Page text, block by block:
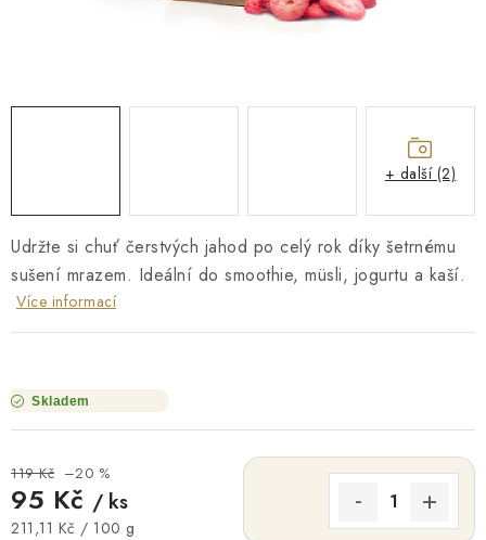
Udržte si chuť čerstvých jahod po celý rok díky šetrnému
sušení mrazem. Ideální do smoothie, müsli, jogurtu a kaší.
Více informací
Skladem
119 Kč –20 %
95 Kč / ks
Měrná cena:
211,11 Kč / 100 g
+ další (2)